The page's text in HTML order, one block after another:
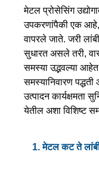
मेटल प्रोसेसिंग
उपकरणांपैकी एक आहे,
वापरले जाते. जरी
सुधारत असले तरी,
समस्या उद्भवल्या
समस्यानिवारण
उत्पादन कार्यक्षमता
येतील अशा विशिष्ट
1. मेटल कट ते